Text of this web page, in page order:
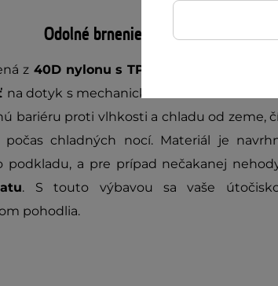
Odolné brnenie pre sny v teple
z 40D nylonu s TPU povrchovou
na dotyk s mechanickou odolnosťou. Táto
bariéru proti vlhkosti a chladu od zeme,
chladných nocí. Materiál je
podkladu, a pre prípad nečakanej
. S touto výbavou sa vaše
pohodlia.